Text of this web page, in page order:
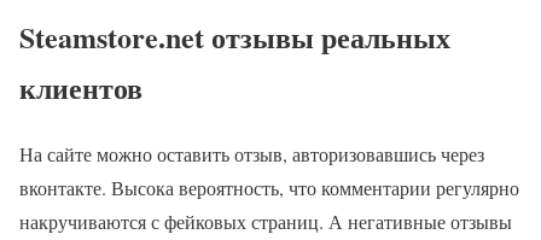
Steamstore.net отзывы реальных
клиентов
На сайте можно оставить отзыв, авторизовавшись через
вконтакте. Высока вероятность, что комментарии регулярно
накручиваются с фейковых страниц. А негативные отзывы